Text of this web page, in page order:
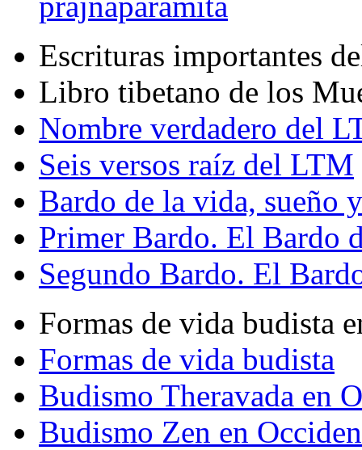
Escrituras importantes
Libro tibetano de los
Nombre verdadero del
Seis versos raíz del LTM
Bardo de la vida, sueño
Primer Bardo. El Bardo
Segundo Bardo. El
Formas de vida budista
Formas de vida budista
Budismo Theravada en
Budismo Zen en